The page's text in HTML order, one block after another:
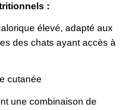
:
élevé, adapté aux
des chats ayant accès à
cutanée
une combinaison de